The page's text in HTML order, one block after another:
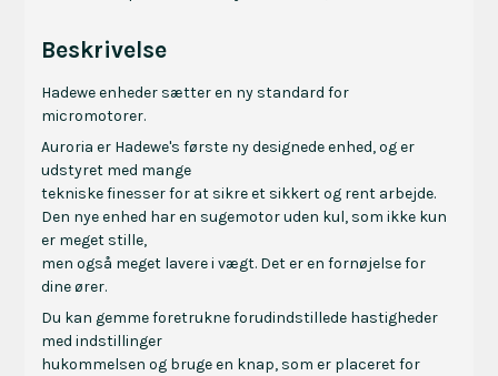
Beskrivelse
Hadewe enheder sætter en ny standard for
micromotorer.
Auroria er Hadewe's første ny designede enhed, og er
udstyret med mange
tekniske finesser for at sikre et sikkert og rent arbejde.
Den nye enhed har en sugemotor uden kul, som ikke kun
er meget stille,
men også meget lavere i vægt. Det er en fornøjelse for
dine ører.
Du kan gemme foretrukne forudindstillede hastigheder
med indstillinger
hukommelsen og bruge en knap, som er placeret for